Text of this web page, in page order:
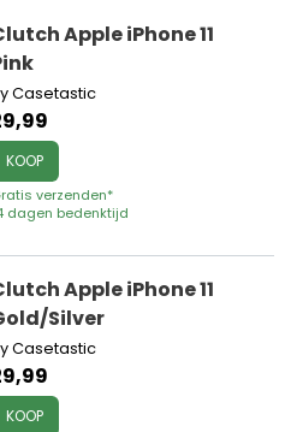
Apple iPhone 11
Casetastic
KOOP
verzenden*
dagen bedenktijd
Apple iPhone 11
Silver
Casetastic
KOOP